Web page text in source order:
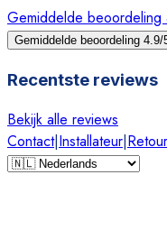
Gemiddelde
Gemiddelde beoordeling
Recentste reviews
Bekijk alle reviews
Contact|Installateur|Retour